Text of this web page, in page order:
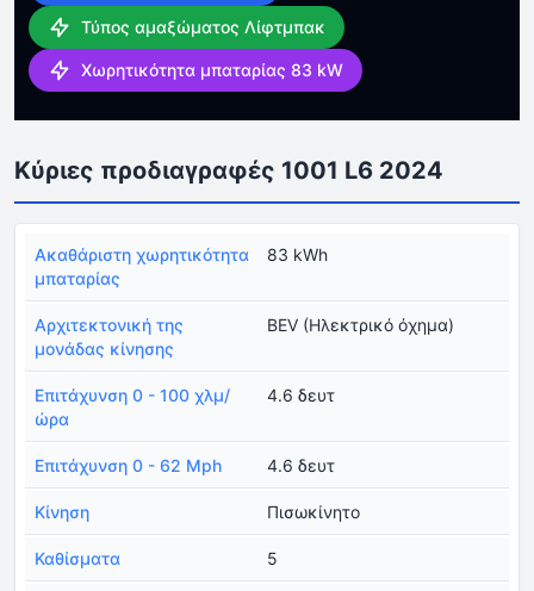
Τύπος αμαξώματος Λίφτμπακ
Χωρητικότητα μπαταρίας 83 kW
Κύριες προδιαγραφές 1001 L6 2024
Ακαθάριστη χωρητικότητα
μπαταρίας
83 kWh
Αρχιτεκτονική της
μονάδας κίνησης
BEV (Ηλεκτρικό όχημα)
Επιτάχυνση 0 - 100 χλμ/
ώρα
4.6 δευτ
Επιτάχυνση 0 - 62 Mph 4.6 δευτ
Κίνηση Πισωκίνητο
Καθίσματα 5